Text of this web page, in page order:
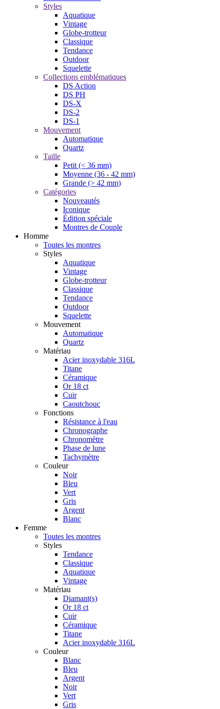
Styles
Aquatique
Vintage
Globe-trotteur
Classique
Tendance
Outdoor
Squelette
Collections emblématiques
DS Action
DS PH
DS-X
DS-2
DS-1
Mouvement
Automatique
Quartz
Taille
Petit (< 36 mm)
Moyenne (36 - 42 mm)
Grande (> 42 mm)
Catégories
Nouveautés
Iconique
Édition spéciale
Montres de Couple
Homme
Toutes les montres
Styles
Aquatique
Vintage
Globe-trotteur
Classique
Tendance
Outdoor
Squelette
Mouvement
Automatique
Quartz
Matériau
Acier inoxydable 316L
Titane
Céramique
Or 18 ct
Cuir
Caoutchouc
Fonctions
Résistance à l'eau
Chronographe
Chronomètre
Phase de lune
Tachymètre
Couleur
Noir
Bleu
Vert
Gris
Argent
Blanc
Femme
Toutes les montres
Styles
Tendance
Classique
Aquatique
Vintage
Matériau
Diamant(s)
Or 18 ct
Cuir
Céramique
Titane
Acier inoxydable 316L
Couleur
Blanc
Bleu
Argent
Noir
Vert
Gris